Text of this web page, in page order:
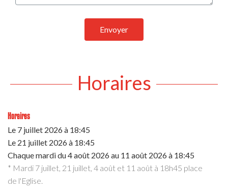
Envoyer
Horaires
Horaires
Le 7 juillet 2026à 18:45
Le 21 juillet 2026à 18:45
Chaque mardi du4 août 2026au 11 août 2026à 18:45
* Mardi 7 juillet, 21 juillet, 4 août et 11 août à 18h45 place
de l'Eglise.